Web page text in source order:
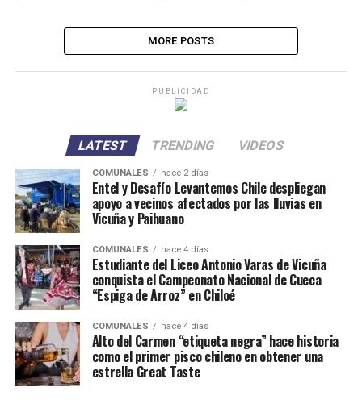
MORE POSTS
PUBLICIDAD
LATEST TRENDING VIDEOS
COMUNALES hace 2 días
Entel y Desafío Levantemos Chile despliegan
apoyo a vecinos afectados por las lluvias en
Vicuña y Paihuano
COMUNALES hace 4 días
Estudiante del Liceo Antonio Varas de Vicuña
conquista el Campeonato Nacional de Cueca
“Espiga de Arroz” en Chiloé
COMUNALES hace 4 días
Alto del Carmen “etiqueta negra” hace historia
como el primer pisco chileno en obtener una
estrella Great Taste